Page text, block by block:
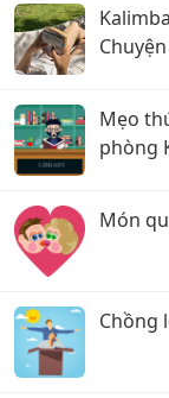
Chuyện
Mẹo
phòng
Món
Chồng